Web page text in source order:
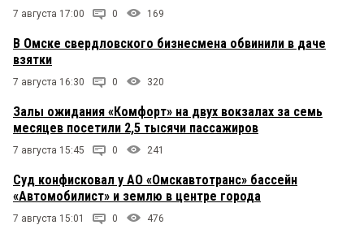
7 августа 17:00 0 169
В Омске свердловского бизнесмена обвинили в даче
взятки
7 августа 16:30 0 320
Залы ожидания «Комфорт» на двух вокзалах за семь
месяцев посетили 2,5 тысячи пассажиров
7 августа 15:45 0 241
Суд конфисковал у АО «Омскавтотранс» бассейн
«Автомобилист» и землю в центре города
7 августа 15:01 0 476